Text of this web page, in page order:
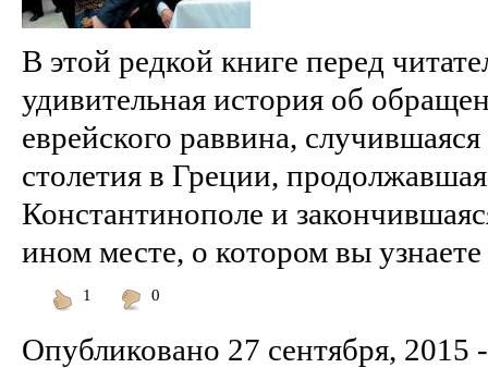
В этой редкой книге перед
удивительная история об
еврейского раввина,
столетия в Греции,
Константинополе и
ином месте, о котором вы
1
0
Опубликовано 27 сентября, 2015